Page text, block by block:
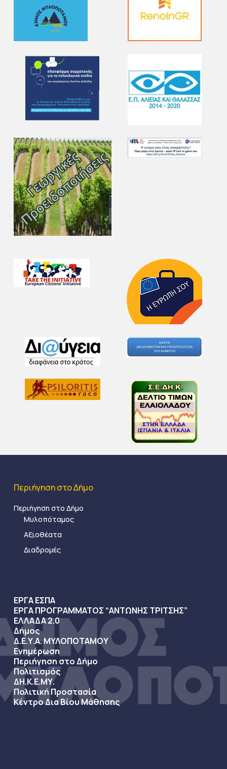
Περιήγηση στο Δήμο
Περιήγηση στο Δήμο
Μυλοπόταμος
Αξιοθέατα
Διαδρομές
ΕΡΓΑ ΕΣΠΑ
ΕΡΓΑ ΠΡΟΓΡΑΜΜΑΤΟΣ “ΑΝΤΩΝΗΣ ΤΡΙΤΣΗΣ”
ΕΛΛΑΔΑ 2.0
Δήμος
Δ.Ε.Υ.Α. ΜΥΛΟΠΟΤΑΜΟΥ
Ενημέρωση
Περιήγηση στο Δήμο
Πολιτισμός
ΔΗ.Κ.Ε.ΜΥ.
Πολιτική Προστασία
Κέντρο Δια Βίου Μάθησης